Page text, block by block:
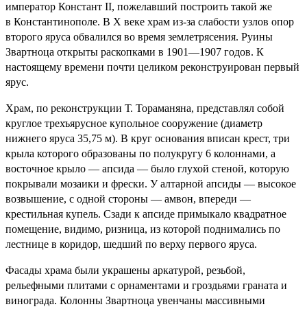
император Констант II, пожелавший построить такой же
в Константинополе. В X веке храм из-за слабости узлов опор
второго яруса обвалился во время землетрясения. Руины
Звартноца открыты раскопками в 1901—1907 годов. К
настоящему времени почти целиком реконструирован первый
ярус.
Храм, по реконструкции Т. Тораманяна, представлял собой
круглое трехъярусное купольное сооружение (диаметр
нижнего яруса 35,75 м). В круг основания вписан крест, три
крыла которого образованы по полукругу 6 колоннами, а
восточное крыло — апсида — было глухой стеной, которую
покрывали мозаики и фрески. У алтарной апсиды — высокое
возвышение, с одной стороны — амвон, впереди —
крестильная купель. Сзади к апсиде примыкало квадратное
помещение, видимо, ризница, из которой поднимались по
лестнице в коридор, шедший по верху первого яруса.
Фасады храма были украшены аркатурой, резьбой,
рельефными плитами с орнаментами и гроздьями граната и
винограда. Колонны Звартноца увенчаны массивными